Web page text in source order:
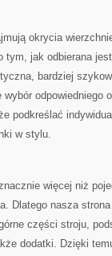
okrycia
jak odbierana
bardziej
odpowiedniego
podkreślać
w stylu.
więcej niż
Dlatego nasza
części stroju,
dodatki. Dzięki